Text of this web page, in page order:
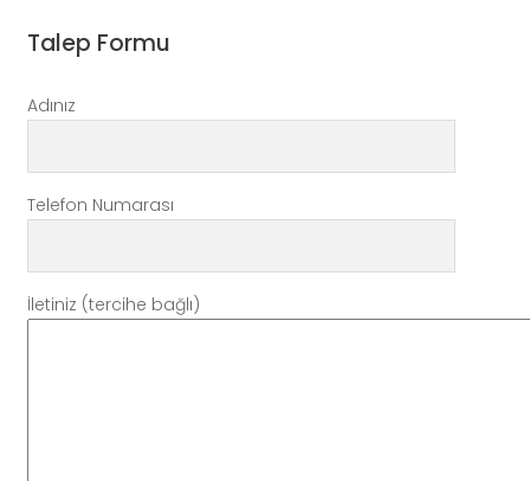
Talep Formu
Adınız
Telefon Numarası
İletiniz (tercihe bağlı)